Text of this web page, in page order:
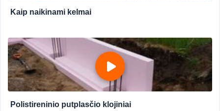
Kaip naikinami kelmai
Polistireninio putplasčio klojiniai